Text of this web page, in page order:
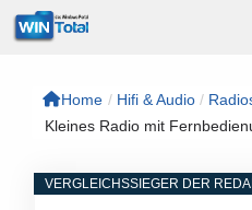
Zum
Inhalt
Home / Hifi & Audio /
Kleines Radio mit
VERGLEICHSSIEGER DER